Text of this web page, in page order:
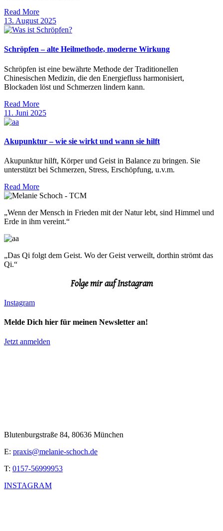
Read More
13. August 2025
Schröpfen – alte Heilmethode, moderne Wirkung
Schröpfen ist eine bewährte Methode der Traditionellen
Chinesischen Medizin, die den Energiefluss harmonisiert,
Blockaden löst und Schmerzen lindern kann.
Read More
11. Juni 2025
Akupunktur – wie sie wirkt und wann sie hilft
Akupunktur hilft, Körper und Geist in Balance zu bringen. Sie
unterstützt bei Schmerzen, Stress, Erschöpfung, u.v.m.
Read More
„Wenn der Mensch in Frieden mit der Natur lebt, sind Himmel und
Erde in ihm vereint.“
„Das Qi folgt dem Geist. Wo der Geist verweilt, dorthin strömt das
Qi.“
Folge mir auf Instagram
Instagram
Melde Dich hier für meinen Newsletter an!
Jetzt anmelden
Blutenburgstraße 84, 80636 München
E: praxis@melanie-schoch.de
T: 0157-56999953
INSTAGRAM